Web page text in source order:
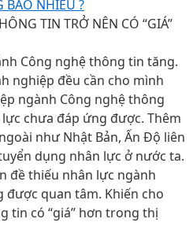
BAO NHIÊU ?
TIN TRỞ NÊN CÓ “GIÁ”
Công nghệ thông tin tăng.
nghiệp đều cần cho mình
ngành Công nghệ thông
chưa đáp ứng được. Thêm
như Nhật Bản, Ấn Độ liên
dụng nhân lực ở nước ta.
đề thiếu nhân lực ngành
được quan tâm. Khiến cho
tin có “giá” hơn trong thị